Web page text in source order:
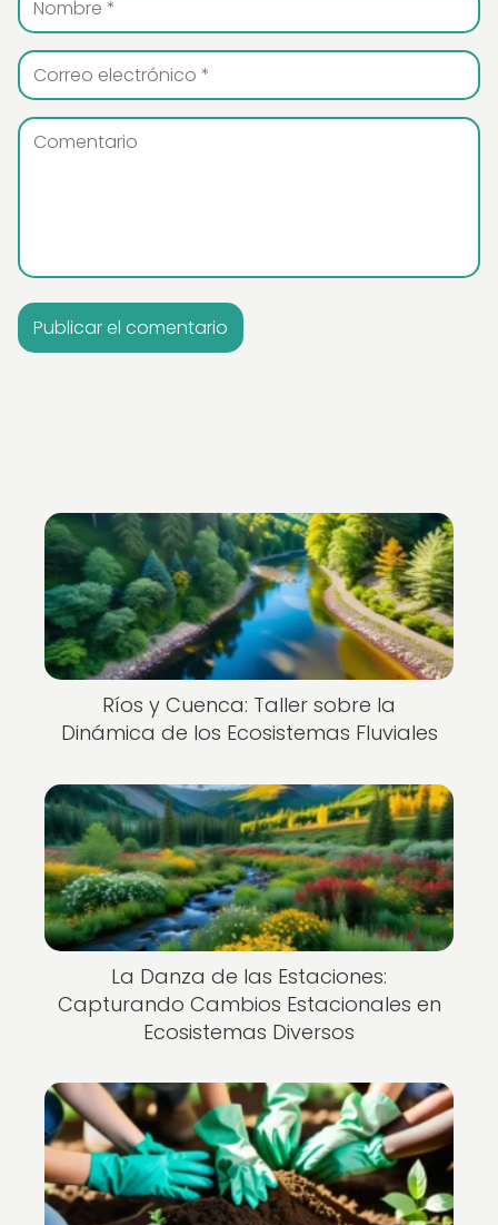
Ríos y Cuenca: Taller sobre la
Dinámica de los Ecosistemas Fluviales
La Danza de las Estaciones:
Capturando Cambios Estacionales en
Ecosistemas Diversos